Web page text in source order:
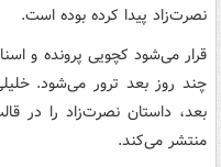
نصرت‌زاد پیدا کرده بوده است.
قرار می‌شود کچویی پرونده و
چند روز بعد ترور می‌شود.
بعد، داستان نصرت‌زاد را در
منتشر می‌کند.